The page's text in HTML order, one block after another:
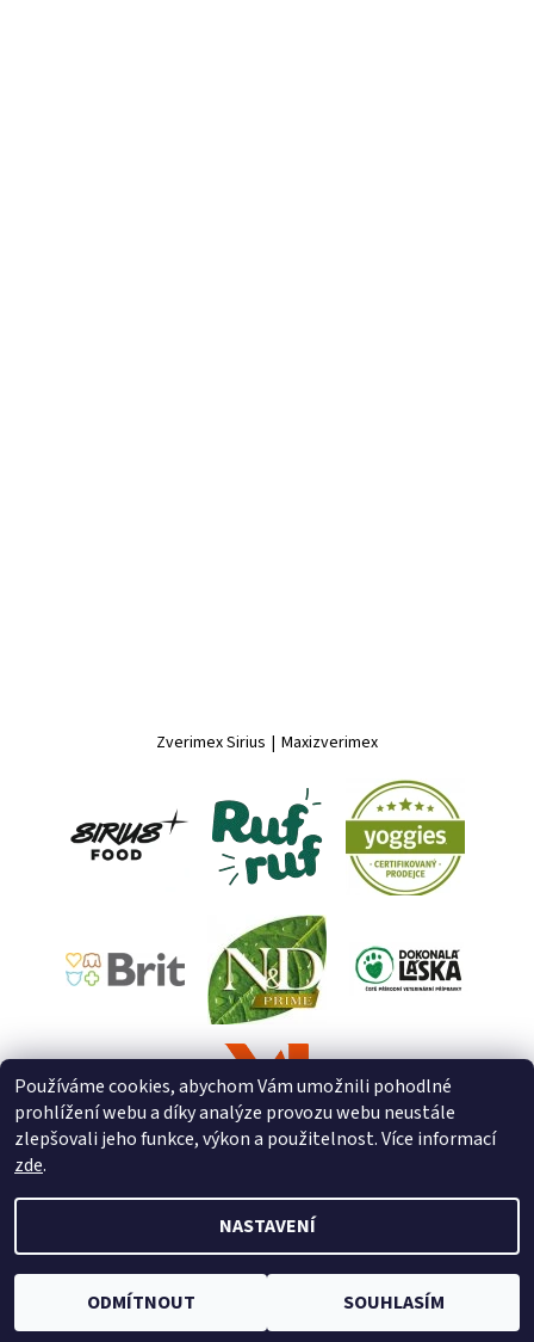
Zverimex Sirius | Maxizverimex
2026 © ZooZverimex, všechna práva vyhrazena
cookies
Používáme cookies, abychom Vám umožnili pohodlné
prohlížení webu a díky analýze provozu webu neustále
zlepšovali jeho funkce, výkon a použitelnost. Více informací
zde.
NASTAVENÍ
ODMÍTNOUT SOUHLASÍM